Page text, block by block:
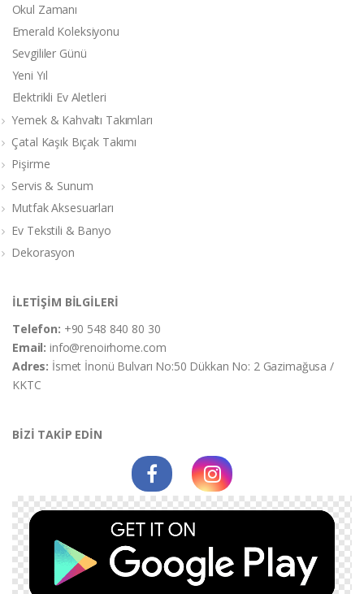
Okul Zamanı
Emerald Koleksiyonu
Sevgililer Günü
Yeni Yıl
Elektrikli Ev Aletleri
Yemek & Kahvaltı Takımları
Çatal Kaşık Bıçak Takımı
Pişirme
Servis & Sunum
Mutfak Aksesuarları
Ev Tekstili & Banyo
Dekorasyon
İLETİŞİM BİLGİLERİ
Telefon: +90 548 840 80 30
Email:info@renoirhome.com
Adres: İsmet İnonü Bulvarı No:50 Dükkan No: 2 Gazimağusa /
KKTC
BİZİ TAKİP EDİN